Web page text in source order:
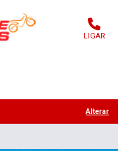
LIGAR
Alterar